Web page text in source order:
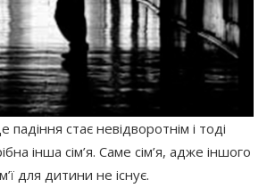
стає невідворотнім і тоді
інша сім’я. Саме сім’я, адже іншого
для дитини не існує.